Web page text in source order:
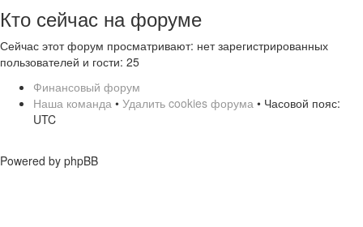
Кто сейчас на форуме
Сейчас этот форум просматривают: нет зарегистрированных
пользователей и гости: 25
Финансовый форум
Наша команда • Удалить cookies форума • Часовой пояс:
UTC
Powered by phpBB